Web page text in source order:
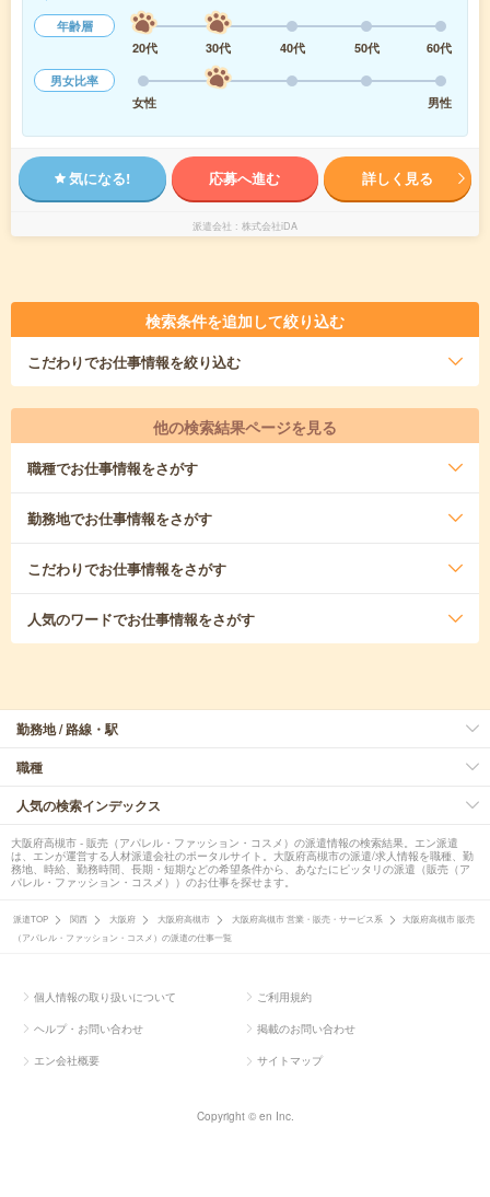
年齢層
20代
30代 40代 50代
60代
男女比率
女性
男性
気になる! 応募へ進む 詳しく見る
派遣会社 株式会社iDA
検索条件を追加して絞り込む
こだわりでお仕事情報を絞り込む
他の検索結果ページを見る
職種でお仕事情報をさがす
勤務地でお仕事情報をさがす
こだわりでお仕事情報をさがす
人気のワードでお仕事情報をさがす
勤務地 / 路線・駅
職種
人気の検索インデックス
大阪府高槻市 - 販売（アパレル・ファッション・コスメ）の派遣情報の検索結果。エン派遣
は、エンが運営する人材派遣会社のポータルサイト。大阪府高槻市の派遣/求人情報を職種、勤
務地、時給、勤務時間、長期・短期などの希望条件から、あなたにピッタリの派遣（販売（ア
パレル・ファッション・コスメ））のお仕事を探せます。
派遣TOP 関西 大阪府 大阪府高槻市 大阪府高槻市 営業・販売・サービス系
大阪府高槻市 販売
（アパレル・ファッション・コスメ）の派遣の仕事一覧
個人情報の取り扱いについて ご利用規約
ヘルプ・お問い合わせ 掲載のお問い合わせ
エン会社概要 サイトマップ
Copyright © en Inc.